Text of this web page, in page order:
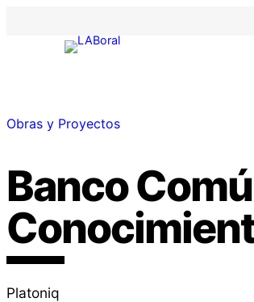
Obras y Proyectos
Banco
Platoniq